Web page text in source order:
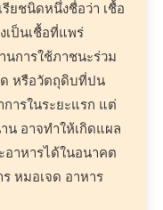
ยชนิดหนึ่งชื่อว่า เชื้อ
เป็นเชื้อที่แพร่
นการใช้ภาชนะร่วม
ด หรือวัตถุดิบที่ปน
ารในระยะแรก แต่
น อาจทำให้เกิดแผล
อาหารได้ในอนาคต
ร หมอเจด อาหาร